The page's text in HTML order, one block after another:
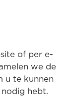
of per e-
we de
u te kunnen
hebt.